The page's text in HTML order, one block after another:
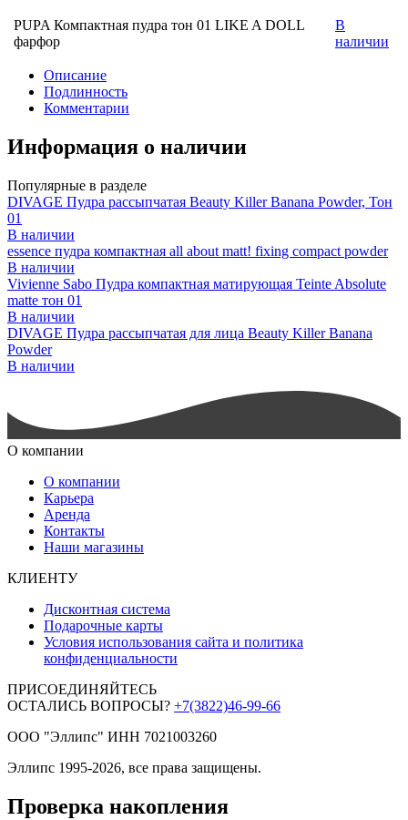
PUPA Компактная пудра тон 01 LIKE A DOLL
фарфор
В
наличии
Описание
Подлинность
Комментарии
Информация о наличии
Популярные в разделе
DIVAGE Пудра рассыпчатая Beauty Killer Banana Powder, Тон
01
В наличии
essence пудра компактная all about matt! fixing compact powder
В наличии
Vivienne Sabo Пудра компактная матирующая Teinte Absolute
matte тон 01
В наличии
DIVAGE Пудра рассыпчатая для лица Beauty Killer Banana
Powder
В наличии
О компании
О компании
Карьера
Аренда
Контакты
Наши магазины
КЛИЕНТУ
Дисконтная система
Подарочные карты
Условия использования сайта и политика
конфиденциальности
ПРИСОЕДИНЯЙТЕСЬ
ОСТАЛИСЬ ВОПРОСЫ? +7(3822)46-99-66
ООО "Эллипс" ИНН 7021003260
Эллипс 1995-2026, все права защищены.
Проверка накопления